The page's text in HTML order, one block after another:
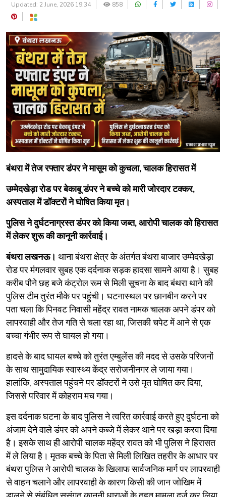
Updated: 2 June, 2026 19:34 858
बंथरा में तेज रफ्तार डंपर ने मासूम को कुचला, चालक हिरासत में
उम्मेदखेड़ा रोड पर बेकाबू डंपर ने बच्चे को मारी जोरदार टक्कर,
अस्पताल में डॉक्टरों ने घोषित किया मृत।
पुलिस ने दुर्घटनाग्रस्त डंपर को किया जब्त, आरोपी चालक को हिरासत
में लेकर शुरू की कानूनी कार्रवाई।
बंथरा लखनऊ। थाना बंथरा क्षेत्र के अंतर्गत बंथरा बाजार उम्मेदखेड़ा
रोड पर मंगलवार सुबह एक दर्दनाक सड़क हादसा सामने आया है। सुबह
करीब पौने छह बजे कंट्रोल रूम से मिली सूचना के बाद बंथरा थाने की
पुलिस टीम तुरंत मौके पर पहुंची। घटनास्थल पर छानबीन करने पर
पता चला कि पिनवट निवासी महेंद्र रावत नामक चालक अपने डंपर को
लापरवाही और तेज गति से चला रहा था, जिसकी चपेट में आने से एक
बच्चा गंभीर रूप से घायल हो गया।
​हादसे के बाद घायल बच्चे को तुरंत एम्बुलेंस की मदद से उसके परिजनों
के साथ सामुदायिक स्वास्थ्य केंद्र सरोजनीनगर ले जाया गया।
हालांकि, अस्पताल पहुंचने पर डॉक्टरों ने उसे मृत घोषित कर दिया,
जिससे परिवार में कोहराम मच गया।
​इस दर्दनाक घटना के बाद पुलिस ने त्वरित कार्रवाई करते हुए दुर्घटना को
अंजाम देने वाले डंपर को अपने कब्जे में लेकर थाने पर खड़ा करवा दिया
है। इसके साथ ही आरोपी चालक महेंद्र रावत को भी पुलिस ने हिरासत
में ले लिया है। मृतक बच्चे के पिता से मिली लिखित तहरीर के आधार पर
बंथरा पुलिस ने आरोपी चालक के खिलाफ सार्वजनिक मार्ग पर लापरवाही
से वाहन चलाने और लापरवाही के कारण किसी की जान जोखिम में